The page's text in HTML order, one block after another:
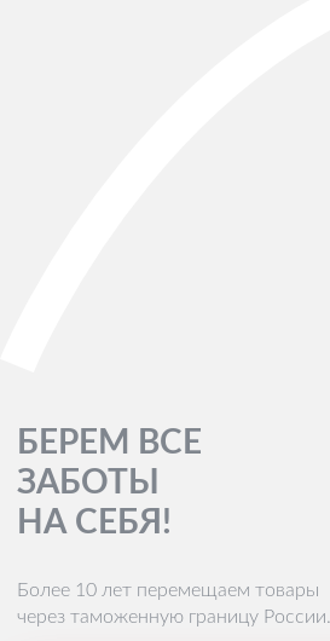
БЕРЕМ ВСЕ
ЗАБОТЫ
НА СЕБЯ!
Более 10 лет перемещаем товары
через таможенную границу России.